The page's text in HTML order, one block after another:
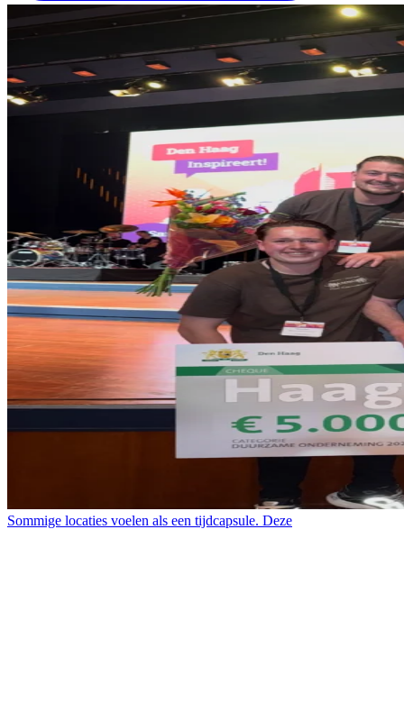
Sommige locaties voelen als een tijdcapsule. Deze